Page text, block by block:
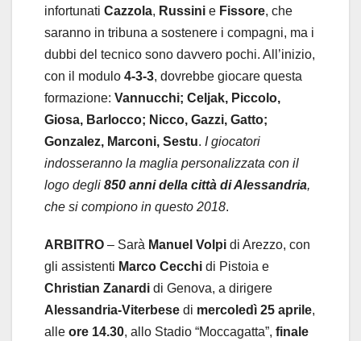
infortunati Cazzola, Russini e Fissore, che
saranno in tribuna a sostenere i compagni, ma i
dubbi del tecnico sono davvero pochi. All’inizio,
con il modulo 4-3-3, dovrebbe giocare questa
formazione: Vannucchi; Celjak, Piccolo,
Giosa, Barlocco; Nicco, Gazzi, Gatto;
Gonzalez, Marconi, Sestu. I giocatori
indosseranno la maglia personalizzata con il
logo degli 850 anni della città di Alessandria,
che si compiono in questo 2018.
ARBITRO – Sarà Manuel Volpi di Arezzo, con
gli assistenti Marco Cecchi di Pistoia e
Christian Zanardi di Genova, a dirigere
Alessandria-Viterbese di mercoledì 25 aprile,
alle ore 14.30, allo Stadio “Moccagatta”, finale